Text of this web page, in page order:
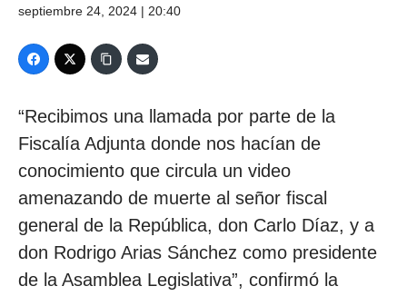
septiembre 24, 2024 | 20:40
“Recibimos una llamada por parte de la
Fiscalía Adjunta donde nos hacían de
conocimiento que circula un video
amenazando de muerte al señor fiscal
general de la República, don Carlo Díaz, y a
don Rodrigo Arias Sánchez como presidente
de la Asamblea Legislativa”, confirmó la